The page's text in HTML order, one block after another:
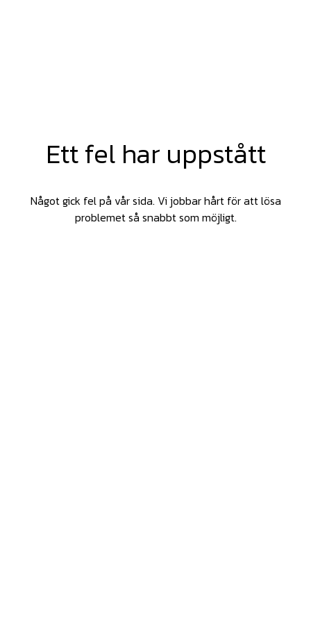
Ett fel har uppstått
Något gick fel på vår sida. Vi jobbar hårt för att lösa
problemet så snabbt som möjligt.